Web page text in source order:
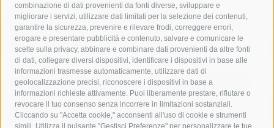
combinazione di dati provenienti da fonti diverse, sviluppare e
migliorare i servizi, utilizzare dati limitati per la selezione dei contenuti,
garantire la sicurezza, prevenire e rilevare frodi, correggere errori,
erogare e presentare pubblicità e contenuto, salvare e comunicare le
scelte sulla privacy, abbinare e combinare dati provenienti da altre fonti
di dati, collegare diversi dispositivi, identificare i dispositivi in base alle
informazioni trasmesse automaticamente, utilizzare dati di
geolocalizzazione precisi, riconoscere i dispositivi in base a
informazioni richieste attivamente. Puoi liberamente prestare, rifiutare o
revocare il tuo consenso senza incorrere in limitazioni sostanziali.
Cliccando su "Accetta cookie," acconsenti all'uso di cookie e strumenti
simili. Utilizza il pulsante "Gestisci Preferenze" per personalizzare le tue
costiera amalfitana
covid-19 eav
elezioni
fondazione sorrento
gori guardia costiera
incidente
lavori
lorenzo balducelli mare
massa lubrense
massimo coppola
Meta napoli
ordinanza
penisola sorrentina
piano di sorrento
polizia municipale
protezione civile
Regione Campania
sant'agnello
sindaco cuomo
sorrento studenti temporali treni